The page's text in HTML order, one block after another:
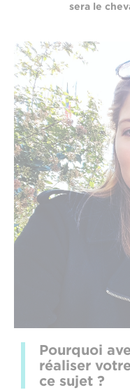
sera le
Pourquoi
réaliser
ce sujet ?